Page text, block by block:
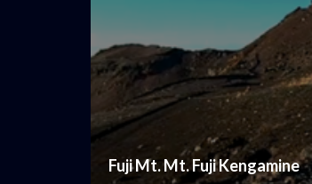
Fuji Mt. Mt. Fuji Kengamine